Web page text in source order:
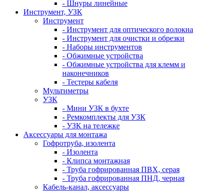
- Шнуры линейные
Инструмент, УЗК
Инструмент
- Инструмент для оптического волокна
- Инструмент для очистки и обрезки
- Наборы инструментов
- Обжимные устройства
- Обжимные устройства для клемм и
наконечников
- Тестеры кабеля
Мультиметры
УЗК
- Мини УЗК в бухте
- Ремкомплекты для УЗК
- УЗК на тележке
Аксессуары для монтажа
Гофротруба, изолента
- Изолента
- Клипса монтажная
- Труба гофрированная ПВХ, серая
- Труба гофрированная ПНД, черная
Кабель-канал, аксессуары